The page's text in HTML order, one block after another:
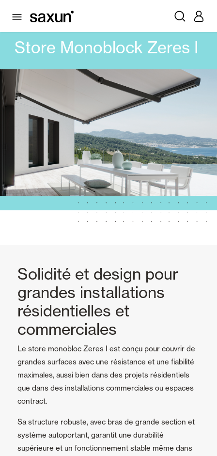
PRODUITS STORES
BRAS EXTENSIBLES MONOBLOCK
Store Monoblock Zeres I
Solidité et design pour
grandes installations
résidentielles et
commerciales
Le store monobloc Zeres I est conçu pour couvrir de
grandes surfaces avec une résistance et une fiabilité
maximales, aussi bien dans des projets résidentiels
que dans des installations commerciales ou espaces
contract.
Sa structure robuste, avec bras de grande section et
système autoportant, garantit une durabilité
supérieure et un fonctionnement stable même dans